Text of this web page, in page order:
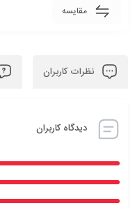
مقایسه
نظرات کاربران
دیدگاه کاربران